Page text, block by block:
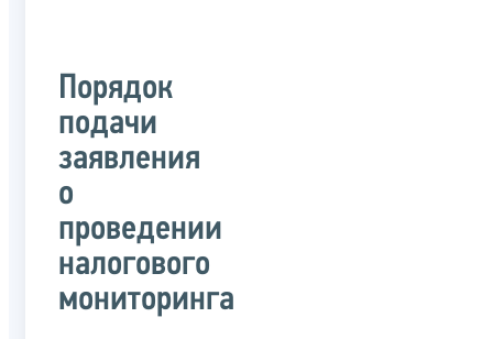
Порядок
подачи
заявления
о
проведении
налогового
мониторинга